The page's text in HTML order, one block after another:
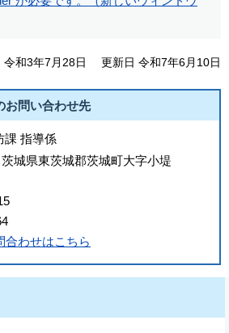
令和3年7月28日 更新日 令和7年6月10日
お問い合わせ先
課 指導係
城県東茨城郡茨城町大字小堤
合わせはこちら